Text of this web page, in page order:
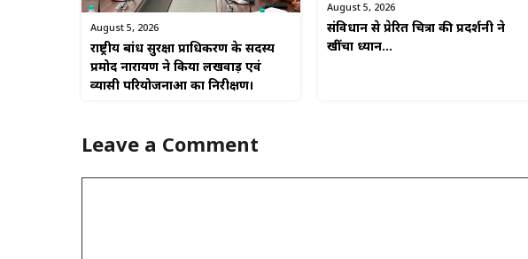
August 5, 2026
राष्ट्रीय बांध सुरक्षा प्राधिकरण के सदस्य
प्रमोद नारायण ने किया लखवाड़ एवं
व्यासी परियोजनाओं का निरीक्षण।
August 5, 2026
संविधान से प्रेरित चित्रों की प्रदर्शनी ने
खींचा ध्यान…
Leave a Comment